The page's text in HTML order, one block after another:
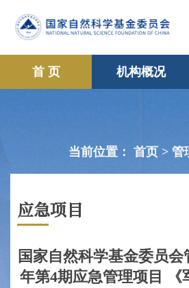
首 页 机构概况
当前位置： 首页 > 管
应急项目
国家自然科学基金委员会
年第4期应急管理项目 《